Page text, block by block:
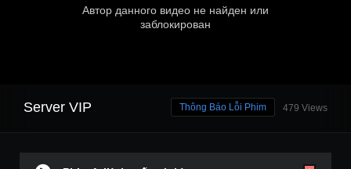
Server VIP 479 Views
Thông Báo Lỗi Phim